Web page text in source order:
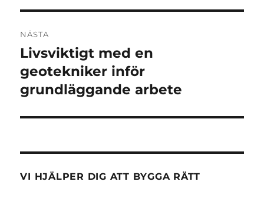
NÄSTA
Nästa
inlägg:
Livsviktigt med en
geotekniker inför
grundläggande arbete
VI HJÄLPER DIG ATT BYGGA RÄTT